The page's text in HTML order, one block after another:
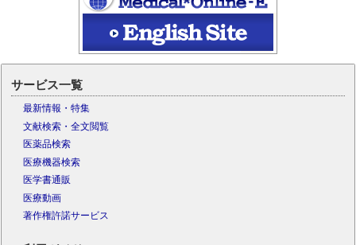
サービス一覧
最新情報・特集
文献検索・全文閲覧
医薬品検索
医療機器検索
医学書通販
医療動画
著作権許諾サービス